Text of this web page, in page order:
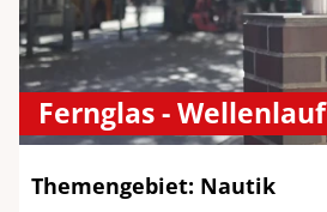
Fernglas - Wellenlauf
Themengebiet: Nautik